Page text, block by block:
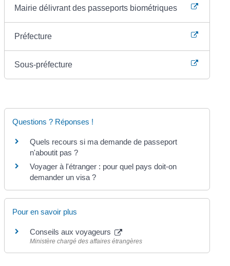
Mairie délivrant des passeports biométriques
Préfecture
Sous-préfecture
Questions ? Réponses !
Quels recours si ma demande de passeport
n'aboutit pas ?
Voyager à l'étranger : pour quel pays doit-on
demander un visa ?
Pour en savoir plus
Conseils aux voyageurs
Ministère chargé des affaires étrangères